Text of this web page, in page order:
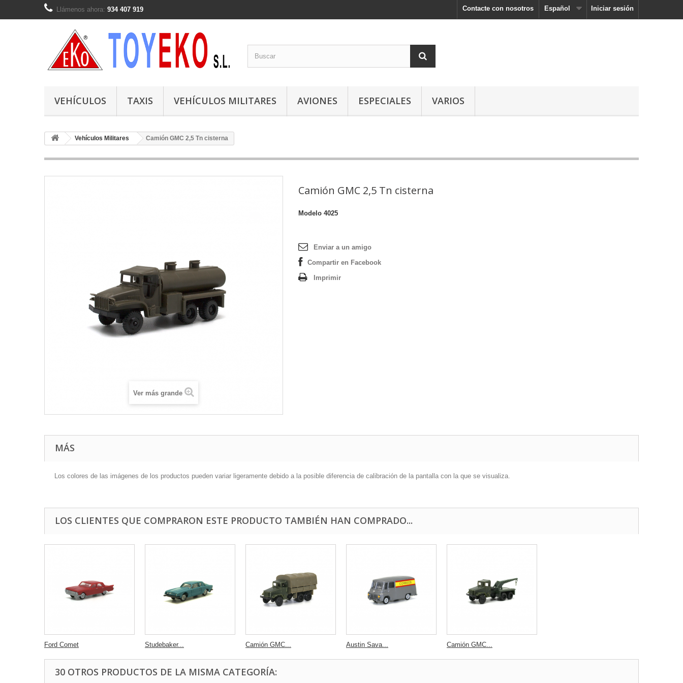
Iniciar sesión
Español
Contacte con nosotros
Llámenos ahora: 934 407 919
VEHÍCULOS TAXIS VEHÍCULOS MILITARES AVIONES ESPECIALES VARIOS
Vehículos Militares Camión GMC 2,5 Tn cisterna
Ver más grande
Camión GMC 2,5 Tn cisterna
Modelo 4025
Enviar a un amigo
Compartir en Facebook
Imprimir
MÁS
Los colores de las imágenes de los productos pueden variar ligeramente debido a la posible diferencia de calibración de la pantalla con la que se visualiza.
LOS CLIENTES QUE COMPRARON ESTE PRODUCTO TAMBIÉN HAN COMPRADO...
Ford Comet Studebaker... Camión GMC... Austin Sava... Camión GMC...
30 OTROS PRODUCTOS DE LA MISMA CATEGORÍA: